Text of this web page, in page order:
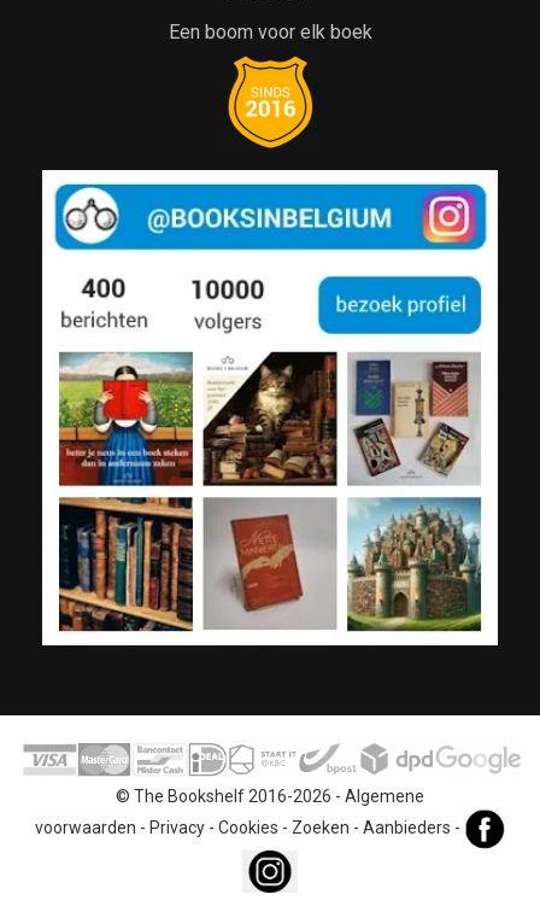
Een boom voor elk boek
© The Bookshelf 2016-2026 - Algemene
voorwaarden - Privacy- Cookies - Zoeken - Aanbieders -